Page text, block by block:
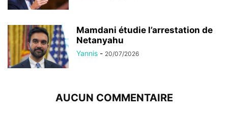
Mamdani étudie l’arrestation de
Netanyahu
Yannis - 20/07/2026
AUCUN COMMENTAIRE